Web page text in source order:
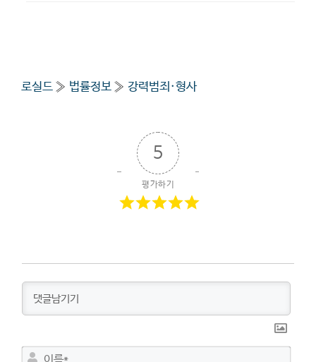
로실드 » 법률정보 » 강력범죄·형사
5
평가하기
이